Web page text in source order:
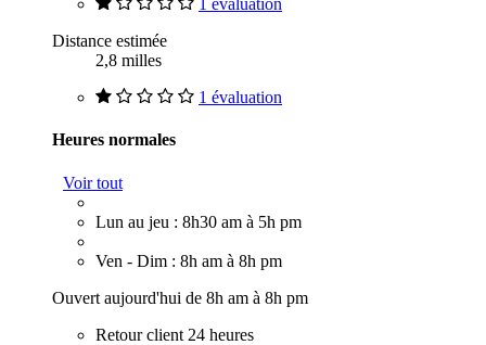
1 évaluation
Distance estimée
2,8 milles
1 évaluation
Heures normales
Voir tout
Lun au jeu : 8h30 am à 5h pm
Ven - Dim : 8h am à 8h pm
Ouvert aujourd'hui de 8h am à 8h pm
Retour client 24 heures